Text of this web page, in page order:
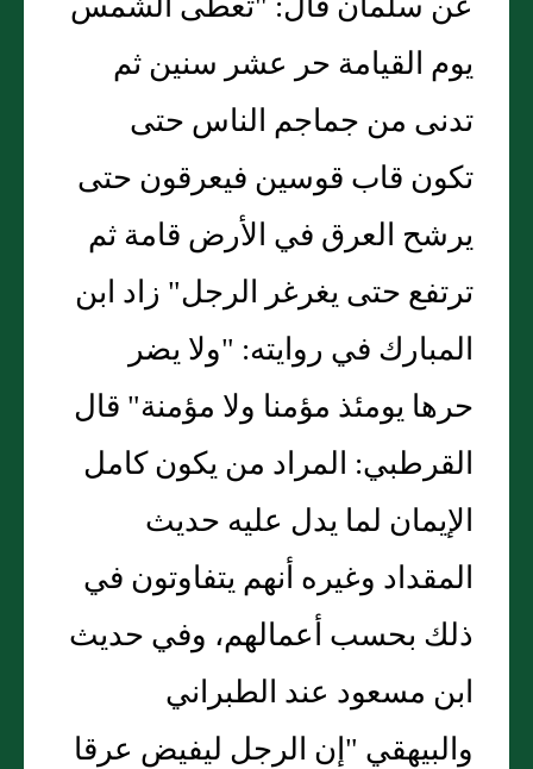
يوم القيامة حر عشر سنين ثم
تدنى من جماجم الناس حتى
تكون قاب قوسين فيعرقون حتى
يرشح العرق في الأرض قامة ثم
ترتفع حتى يغرغر الرجل" زاد ابن
المبارك في روايته: "ولا يضر
حرها يومئذ مؤمنا ولا مؤمنة" قال
القرطبي: المراد من يكون كامل
الإيمان لما يدل عليه حديث
المقداد وغيره أنهم يتفاوتون في
ذلك بحسب أعمالهم، وفي حديث
ابن مسعود عند الطبراني
والبيهقي "إن الرجل ليفيض عرقا